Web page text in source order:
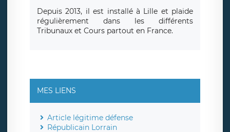
Depuis 2013, il est installé à Lille et plaide
régulièrement dans les différents
Tribunaux et Cours partout en France.
MES LIENS
Article légitime défense
Républicain Lorrain